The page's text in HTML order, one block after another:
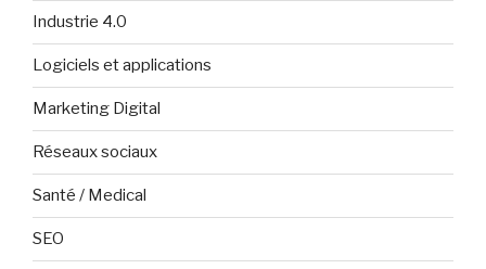
Industrie 4.0
Logiciels et applications
Marketing Digital
Réseaux sociaux
Santé / Medical
SEO